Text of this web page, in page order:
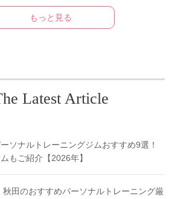
もっと見る
Latest Article
ソナルトレーニングジムおすすめ9選！
もご紹介【2026年】
秋田のおすすめパーソナルトレーニング厳